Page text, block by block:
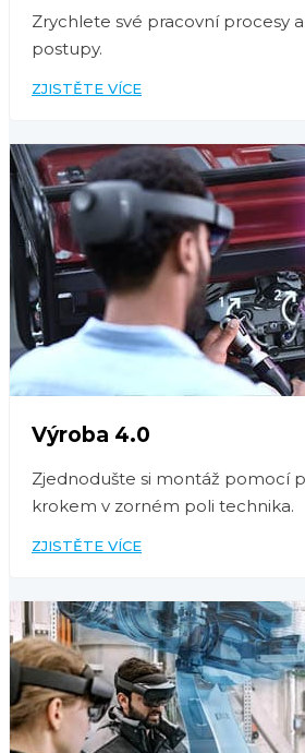
Zrychlete své pracovní procesy
postupy.
ZJISTĚTE VÍCE
Výroba 4.0
Zjednodušte si montáž pomocí
krokem v zorném poli technika.
ZJISTĚTE VÍCE